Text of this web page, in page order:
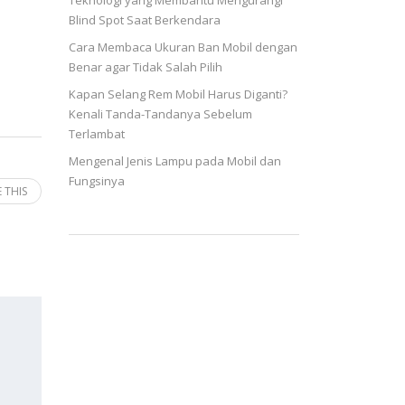
THIS
Blind Spot Saat Berkendara
Cara Membaca Ukuran Ban Mobil dengan
Benar agar Tidak Salah Pilih
Kapan Selang Rem Mobil Harus Diganti?
Kenali Tanda-Tandanya Sebelum
Terlambat
Mengenal Jenis Lampu pada Mobil dan
Fungsinya